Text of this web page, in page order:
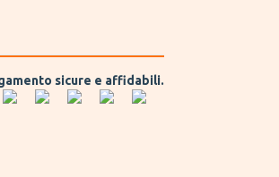
sicure e affidabili.